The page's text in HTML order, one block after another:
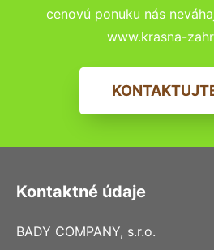
cenovú ponuku nás
www.krasna-
Kontaktné údaje
BADY COMPANY, s.r.o.